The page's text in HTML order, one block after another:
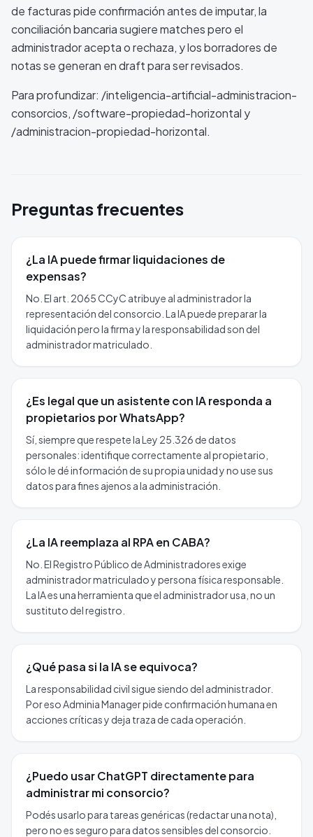
de facturas pide confirmación antes de imputar, la
conciliación bancaria sugiere matches pero el
administrador acepta o rechaza, y los borradores de
notas se generan en draft para ser revisados.
Para profundizar: /inteligencia-artificial-administracion-
consorcios, /software-propiedad-horizontal y
/administracion-propiedad-horizontal.
Preguntas frecuentes
¿La IA puede firmar liquidaciones de
expensas?
No. El art. 2065 CCyC atribuye al administrador la
representación del consorcio. La IA puede preparar la
liquidación pero la firma y la responsabilidad son del
administrador matriculado.
¿Es legal que un asistente con IA responda a
propietarios por WhatsApp?
Sí, siempre que respete la Ley 25.326 de datos
personales: identifique correctamente al propietario,
sólo le dé información de su propia unidad y no use sus
datos para fines ajenos a la administración.
¿La IA reemplaza al RPA en CABA?
No. El Registro Público de Administradores exige
administrador matriculado y persona física responsable.
La IA es una herramienta que el administrador usa, no un
sustituto del registro.
¿Qué pasa si la IA se equivoca?
La responsabilidad civil sigue siendo del administrador.
Por eso Adminia Manager pide confirmación humana en
acciones críticas y deja traza de cada operación.
¿Puedo usar ChatGPT directamente para
administrar mi consorcio?
Podés usarlo para tareas genéricas (redactar una nota),
pero no es seguro para datos sensibles del consorcio.